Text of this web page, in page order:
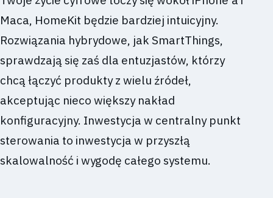
Maca, HomeKit będzie bardziej intuicyjny.
Rozwiązania hybrydowe, jak SmartThings,
sprawdzają się zaś dla entuzjastów, którzy
chcą łączyć produkty z wielu źródeł,
akceptując nieco większy nakład
konfiguracyjny. Inwestycja w centralny punkt
sterowania to inwestycja w przyszłą
skalowalność i wygodę całego systemu.